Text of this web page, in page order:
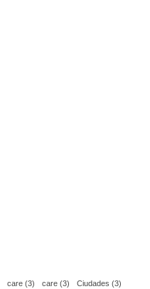
care(3) care(3) Ciudades (3)